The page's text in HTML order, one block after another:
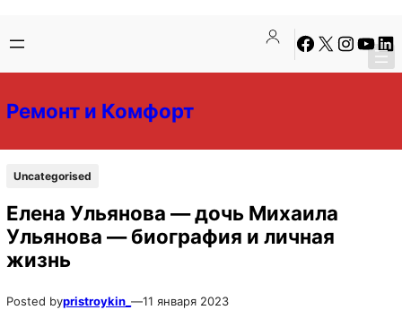
содержимому
содержимому
Facebook
X Instagram
Ремонт и Комфорт
Uncategorised
Елена Ульянова — дочь Михаила
Ульянова — биография и личная
жизнь
Posted bypristroykin_ —11 января 2023